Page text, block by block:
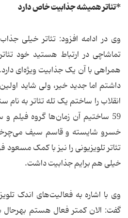
*تئاتر همیشه جذابیت خاص دارد
وی در ادامه افزود: تئاتر خیلی
تماشاچی در ارتباط هستید خود
همراهی با آن یک جذابیت ویژه‌ای
داشتم اما جدید خیر، ولی شاید اولین
انقلاب را ساختم یک تله تئاتر به نام
59 ساختیم آن زمان‌ها گروه فیلم
خسرو شایسته و قاسم سیف
تئاتر تلویزیونی را نیز با کمک
خیلی هم برایم جذابیت داشت.
وی با اشاره به فعالیت‌های اندک
گفت: الان کمتر فعال هستم بهرحال